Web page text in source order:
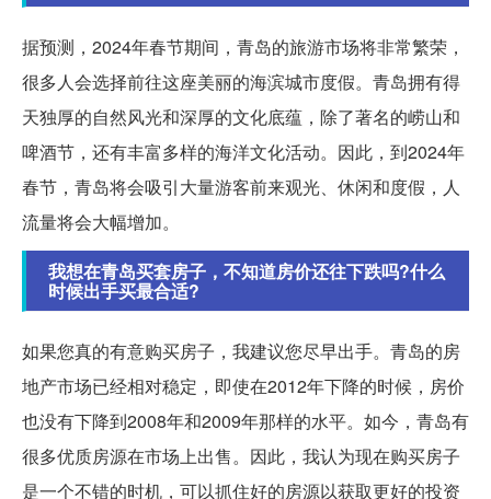
据预测，2024年春节期间，青岛的旅游市场将非常繁荣，
很多人会选择前往这座美丽的海滨城市度假。青岛拥有得
天独厚的自然风光和深厚的文化底蕴，除了著名的崂山和
啤酒节，还有丰富多样的海洋文化活动。因此，到2024年
春节，青岛将会吸引大量游客前来观光、休闲和度假，人
流量将会大幅增加。
我想在青岛买套房子，不知道房价还往下跌吗?什么
时候出手买最合适?
如果您真的有意购买房子，我建议您尽早出手。青岛的房
地产市场已经相对稳定，即使在2012年下降的时候，房价
也没有下降到2008年和2009年那样的水平。如今，青岛有
很多优质房源在市场上出售。因此，我认为现在购买房子
是一个不错的时机，可以抓住好的房源以获取更好的投资